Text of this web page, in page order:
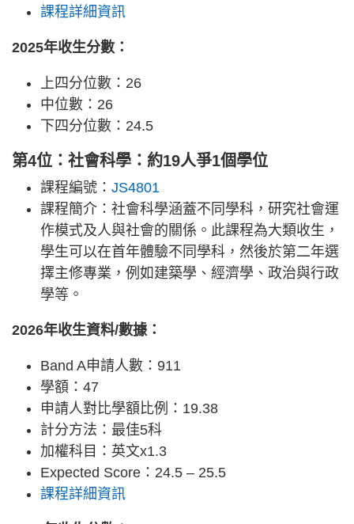
課程詳細資訊
2025年收生分數：
上四分位數：26
中位數：26
下四分位數：24.5
第4位：社會科學：約19人爭1個學位
課程編號： JS4801
課程簡介：社會科學涵蓋不同學科，研究社會運
作模式及人與社會的關係。此課程為大類收生，
學生可以在首年體驗不同學科，然後於第二年選
擇主修專業，例如建築學、經濟學、政治與行政
學等。
2026年收生資料/數據：
Band A申請人數：911
學額：47
申請人對比學額比例：19.38
計分方法：最佳5科
加權科目：英文x1.3
Expected Score：24.5 – 25.5
課程詳細資訊